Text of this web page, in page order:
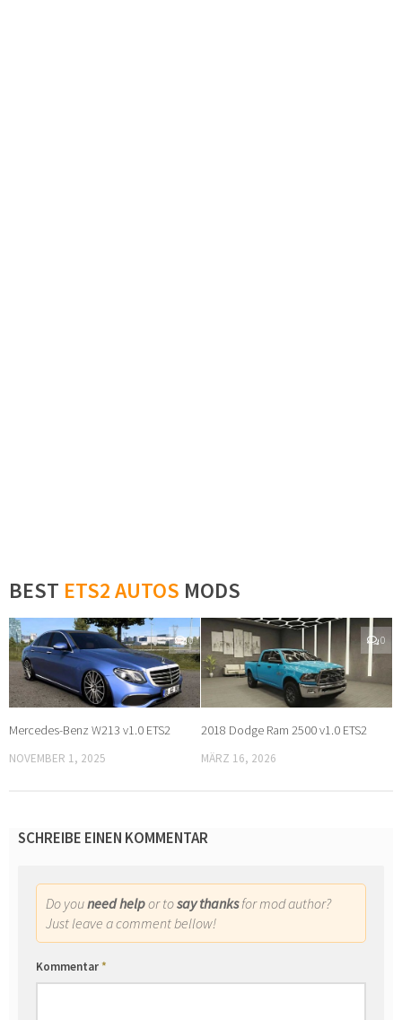
BEST ETS2 AUTOS MODS
0
Mercedes-Benz W213 v1.0 ETS2
NOVEMBER 1, 2025
0
2018 Dodge Ram 2500 v1.0 ETS2
MÄRZ 16, 2026
SCHREIBE EINEN KOMMENTAR
Do youneed helpor tosay thanksfor mod author?
Just leave a comment bellow!
Kommentar*